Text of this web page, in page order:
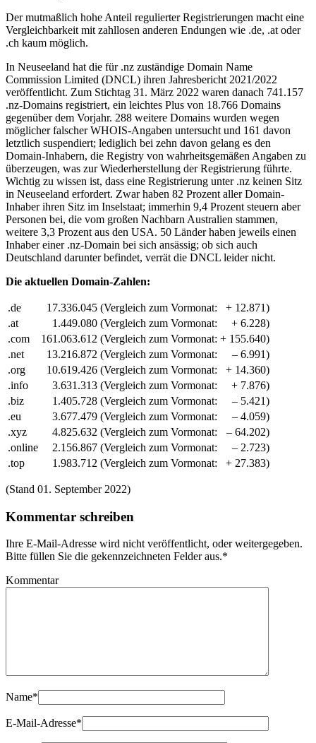
Der mutmaßlich hohe Anteil regulierter Registrierungen macht eine
Vergleichbarkeit mit zahllosen anderen Endungen wie .de, .at oder
.ch kaum möglich.
In Neuseeland hat die für .nz zuständige Domain Name
Commission Limited (DNCL) ihren Jahresbericht 2021/2022
veröffentlicht. Zum Stichtag 31. März 2022 waren danach 741.157
.nz-Domains registriert, ein leichtes Plus von 18.766 Domains
gegenüber dem Vorjahr. 288 weitere Domains wurden wegen
möglicher falscher WHOIS-Angaben untersucht und 161 davon
letztlich suspendiert; lediglich bei zehn davon gelang es den
Domain-Inhabern, die Registry von wahrheitsgemäßen Angaben zu
überzeugen, was zur Wiederherstellung der Registrierung führte.
Wichtig zu wissen ist, dass eine Registrierung unter .nz keinen Sitz
in Neuseeland erfordert. Zwar haben 82 Prozent aller Domain-
Inhaber ihren Sitz im Inselstaat; immerhin 9,4 Prozent steuern aber
Personen bei, die vom großen Nachbarn Australien stammen,
weitere 3,3 Prozent aus den USA. 50 Länder haben jeweils einen
Inhaber einer .nz-Domain bei sich ansässig; ob sich auch
Deutschland darunter befindet, verrät die DNCL leider nicht.
Die aktuellen Domain-Zahlen:
.de 17.336.045 (Vergleich zum Vormonat:
+ 12.871)
.at
1.449.080 (Vergleich zum Vormonat:
+ 6.228)
.com
161.063.612 (Vergleich zum Vormonat: + 155.640)
.net
13.216.872 (Vergleich zum Vormonat:
– 6.991)
.org
10.619.426 (Vergleich zum Vormonat:
+ 14.360)
.info
3.631.313 (Vergleich zum Vormonat:
+ 7.876)
.biz
1.405.728 (Vergleich zum Vormonat:
– 5.421)
.eu
3.677.479 (Vergleich zum Vormonat:
– 4.059)
.xyz
4.825.632 (Vergleich zum Vormonat:
– 64.202)
.online
2.156.867 (Vergleich zum Vormonat:
– 2.723)
.top
1.983.712 (Vergleich zum Vormonat: + 27.383)
(Stand 01. September 2022)
Kommentar schreiben
Ihre E-Mail-Adresse wird nicht veröffentlicht, oder weitergegeben.
Bitte füllen Sie die gekennzeichneten Felder aus.*
Kommentar
Name*
E-Mail-Adresse*